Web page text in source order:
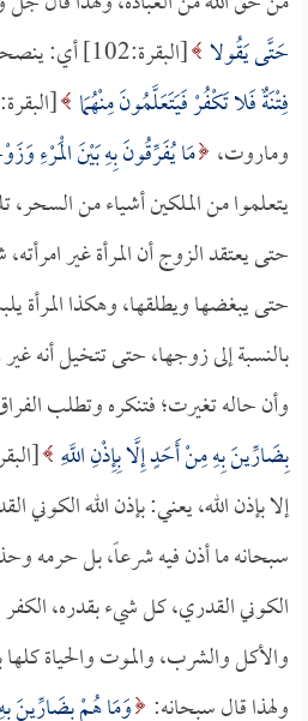
حَتَّى يَقُولا [البقرة:102] أي: ينصحاه حتى يقولا له:
فِتْنَةٌ فَلا تَكْفُرْ فَيَتَعَلَّمُونَ مِنْهُمَا
وماروت، مَا يُفَرِّقُونَ بِهِ بَيْنَ الْمَرْءِ
يتعلموا من الملكين أشياء من
حتى يعتقد الزوج أن المرأة غير
حتى يبغضها ويطلقها، وهكذا المرأة
بالنسبة إلى زوجها، حتى تتخيل أنه
وأن حاله تغيرت؛ فتنكره وتطلب
بِضَارِّينَ بِهِ مِنْ أَحَدٍ إِلَّا بِإِذْنِ اللَّهِ
إلا بإذن الله، يعني: بإذن الله الكوني
سبحانه ما أذن فيه شرعاً، بل حرمه
الكوني القدري، كل شيء بقدره، الكفر
والأكل والشرب، والموت والحياة كلها
ولهذا قال سبحانه: وَمَا هُمْ بِضَارِّينَ